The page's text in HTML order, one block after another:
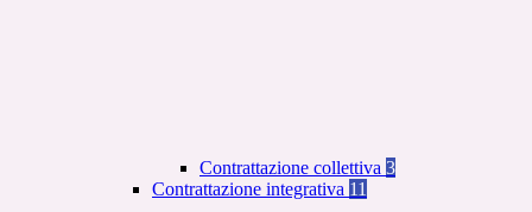
Contrattazione collettiva 3
Contrattazione integrativa 11